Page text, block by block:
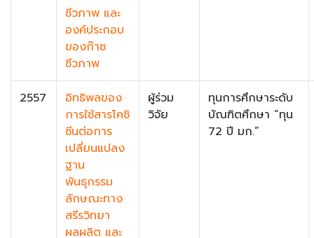
ชีวภาพ และ
องค์ประกอบ
ของก๊าซ
ชีวภาพ
2557
อิทธิพลของ
การใช้สารโคชิ
ซีนต่อการ
เปลี่ยนแปลง
ฐาน
พันธุกรรม
ลักษณะทาง
สรีรวิทยา
ผลผลิต และ
ผู้ร่วม
วิจัย
ทุนการศึกษาระดับ
บัณฑิตศึกษา “ทุน
72 ปี มก.”